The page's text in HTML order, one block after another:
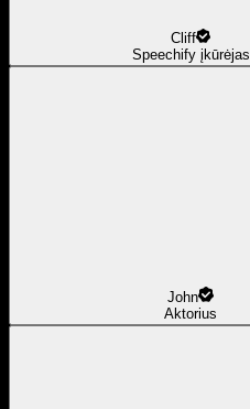
Cliff
Speechify įkūrėjas
John
Aktorius